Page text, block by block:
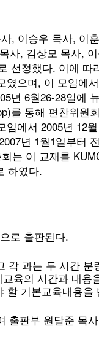
, 이승우 목사, 이
사, 김상모 목사,
선정했다. 이에 따
으며, 이 모임에
년 6월26-28일에
를 통해 편찬위원
에서 2005년 12
년 1월1일부터
는 이 교재를
하였다.
로 출판된다.
각 과는 두 시간 분
육의 시간과 내용
할 기본교육내용을
출판부 원달준 목